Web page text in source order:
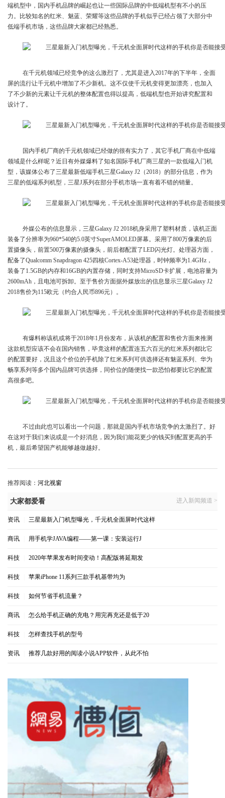
端机型中，国内手机品牌的崛起也让一些国际品牌的中低端机型有不小的压
力。比较知名的红米、魅蓝、荣耀等这些品牌的手机似乎已经占领了大部分中
低端手机市场，这些品牌大家都已经熟悉。
在千元机领域已经竞争的这么激烈了，尤其是进入2017年的下半年，全面
屏的流行让千元机中增加了不少新机。这不仅使千元机变得更加漂亮，也加入
了不少新的元素让千元机的整体配置也得以提高，低端机型也开始讲究配置和
设计了。
国内手机厂商的千元机领域已经做的很有实力了，其它手机厂商在中低端
领域是什么样呢？近日有外媒爆料了知名国际手机厂商三星的一款低端入门机
型，该媒体公布了三星最新低端手机三星Galaxy J2（2018）的部分信息，作为
三星的低端系列机型，三星J系列在部分手机市场一直有着不错的销量。
外媒公布的信息显示，三星Galaxy J2 2018机身采用了塑料材质，该机正面
装备了分辨率为960*540的5.0英寸SuperAMOLED屏幕。采用了800万像素的后
置摄像头，前置500万像素的摄像头，前后都配置了LED闪光灯。处理器方面，
配备了Qualcomm Snapdragon 425四核Cortex-A53处理器，时钟频率为1.4GHz，
装备了1.5GB的内存和16GB的内置存储，同时支持MicroSD卡扩展，电池容量为
2600mAh，且电池可拆卸。至于售价方面据外媒放出的信息显示三星Galaxy J2
2018售价为115欧元（约合人民币896元）。
有爆料称该机或将于2018年1月份发布，从该机的配置和售价方面来推测
这款机型应该不会在国内销售，毕竟这样的配置连五六百元的红米系列都比它
的配置要好，况且这个价位的手机除了红米系列可供选择还有魅蓝系列、华为
畅享系列等多个国内品牌可供选择，同价位的随便找一款恐怕都要比它的配置
高很多吧。
不过由此也可以看出一个问题，那就是国内手机市场竞争的太激烈了。好
在这对于我们来说或是一个好消息，因为我们能花更少的钱买到配置更高的手
机，最后希望国产机能够越做越好。
推荐阅读： 河北视窗
大家都爱看 进入新闻频道 >
资讯 三星最新入门机型曝光，千元机全面屏时代这样
商讯 用手机学JAVA编程——第一课：安装运行J
科技 2020年苹果发布时间变动！高配版将延期发
科技 苹果iPhone 11系列三款手机基带均为
科技 如何节省手机流量？
商讯 怎么给手机正确的充电？用完再充还是低于20
科技 怎样查找手机的型号
资讯 推荐几款好用的阅读小说APP软件，从此不怕